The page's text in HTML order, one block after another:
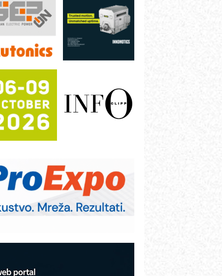
kompanije Rittal
Najbolje za vašu pametnu
upravljanje energijom
Automatizacija pakovanja · Display
Ready) omotnice
efikasnost bez složenih
oznaka kao dugoročna korist
na prvom mestu!
Pametna signalizacija za efikasnije
mašinama
Mitutoyo Crysta-Apex V PLUS: Nova
CNC merenja
pretvarača sa tečnim
COMBYPACK